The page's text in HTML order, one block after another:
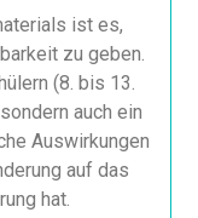
ist es,
zu geben.
(8. bis 13.
auch ein
Auswirkungen
auf das
hat.